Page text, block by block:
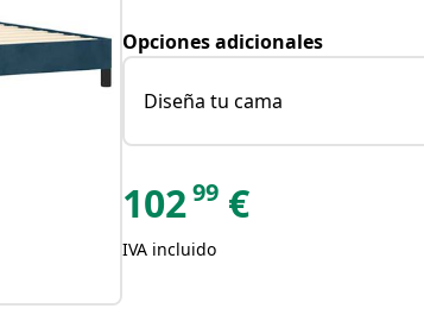
Opciones adicionales
Diseña tu cama
10299 €
IVA incluido